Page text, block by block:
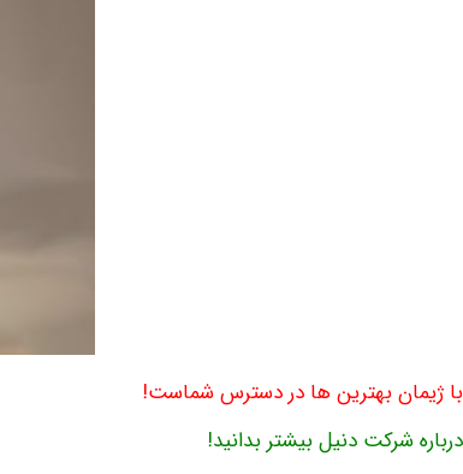
با ژیمان بهترین ها در دسترس شماست!
درباره شرکت دنیل بیشتر بدانید!